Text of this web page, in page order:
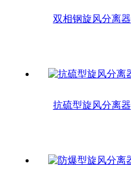
双相钢旋风分离器
抗硫型旋风分离器